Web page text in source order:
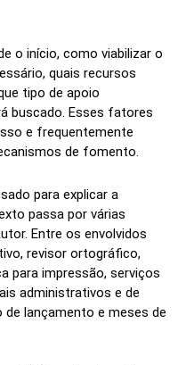
o início, como viabilizar o
quais recursos
tipo de apoio
buscado. Esses fatores
e frequentemente
de fomento.
para explicar a
passa por várias
Entre os envolvidos
revisor ortográfico,
para impressão, serviços
administrativos e de
lançamento e meses de